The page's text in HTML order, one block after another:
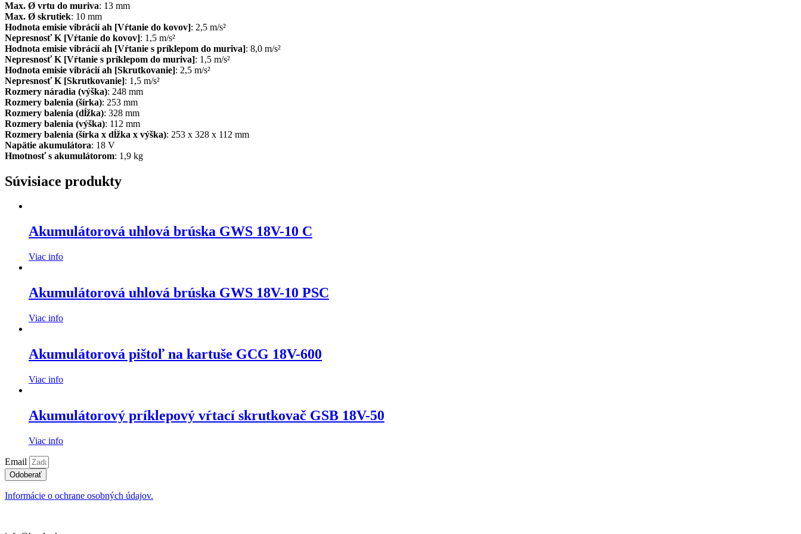
Max. Ø vrtu do muriva: 13 mm
Max. Ø skrutiek: 10 mm
Hodnota emisie vibrácií ah [Vŕtanie do kovov]: 2,5 m/s²
Nepresnosť K [Vŕtanie do kovov]: 1,5 m/s²
Hodnota emisie vibrácií ah [Vŕtanie s príklepom do muriva]: 8,0 m/s²
Nepresnosť K [Vŕtanie s príklepom do muriva]: 1,5 m/s²
Hodnota emisie vibrácií ah [Skrutkovanie]: 2,5 m/s²
Nepresnosť K [Skrutkovanie]: 1,5 m/s²
Rozmery náradia (výška): 248 mm
Rozmery balenia (šírka): 253 mm
Rozmery balenia (dĺžka): 328 mm
Rozmery balenia (výška): 112 mm
Rozmery balenia (šírka x dĺžka x výška): 253 x 328 x 112 mm
Napätie akumulátora: 18 V
Hmotnosť s akumulátorom: 1,9 kg
Súvisiace produkty
Akumulátorová uhlová brúska GWS 18V-10 C
Viac info
Akumulátorová uhlová brúska GWS 18V-10 PSC
Viac info
Akumulátorová pištoľ na kartuše GCG 18V-600
Viac info
Akumulátorový príklepový vŕtací skrutkovač GSB 18V-50
Viac info
Email
Odoberať
Informácie o ochrane osobných údajov.